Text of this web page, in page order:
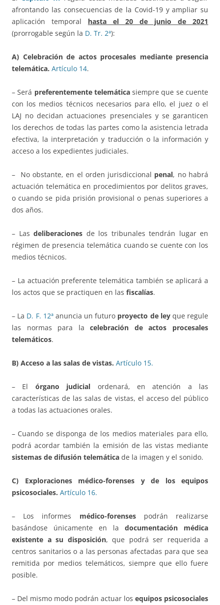
afrontando las consecuencias de la Covid-19 y ampliar su
aplicación temporal hasta el 20 de junio de 2021
(prorrogable según la D. Tr. 2ª):
A) Celebración de actos procesales mediante presencia
telemática. Artículo 14.
– Será preferentemente telemáticasiempre que se cuente
con los medios técnicos necesarios para ello, el juez o el
LAJ no decidan actuaciones presenciales y se garanticen
los derechos de todas las partes como la asistencia letrada
efectiva, la interpretación y traducción o la información y
acceso a los expedientes judiciales.
– No obstante, en el orden jurisdiccional penal, no habrá
actuación telemática en procedimientos por delitos graves,
o cuando se pida prisión provisional o penas superiores a
dos años.
– Las deliberaciones de los tribunales tendrán lugar en
régimen de presencia telemática cuando se cuente con los
medios técnicos.
– La actuación preferente telemática también se aplicará a
los actos que se practiquen en las fiscalías.
– La D. F. 12ªanuncia un futuro proyecto de leyque regule
las normas para lacelebración de actos procesales
telemáticos.
B) Acceso a las salas de vistas. Artículo 15.
– El órgano judicial ordenará, en atención a las
características de las salas de vistas, el acceso del público
a todas las actuaciones orales.
– Cuando se disponga de los medios materiales para ello,
podrá acordar también la emisión de las vistas mediante
sistemas de difusión telemática de la imagen y el sonido.
C) Exploraciones médico-forenses y de los equipos
psicosociales. Artículo 16.
– Los informes médico-forensespodrán realizarse
basándose únicamente en la documentación médica
existente a su disposición, que podrá ser requerida a
centros sanitarios o a las personas afectadas para que sea
remitida por medios telemáticos, siempre que ello fuere
posible.
– Del mismo modo podrán actuar los equipos psicosociales